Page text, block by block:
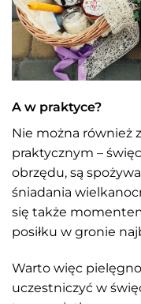
A w praktyce?
Nie można również
praktycznym –
obrzędu, są
śniadania
się także
posiłku w gronie
Warto więc
uczestniczyć w